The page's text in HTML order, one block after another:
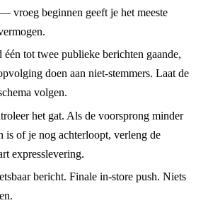
vroeg beginnen geeft je het meeste
één tot twee publieke berichten gaande,
doen aan niet-stemmers. Laat de
volgen.
het gat. Als de voorsprong minder
is of je nog achterloopt, verleng de
expresslevering.
bericht. Finale in-store push. Niets